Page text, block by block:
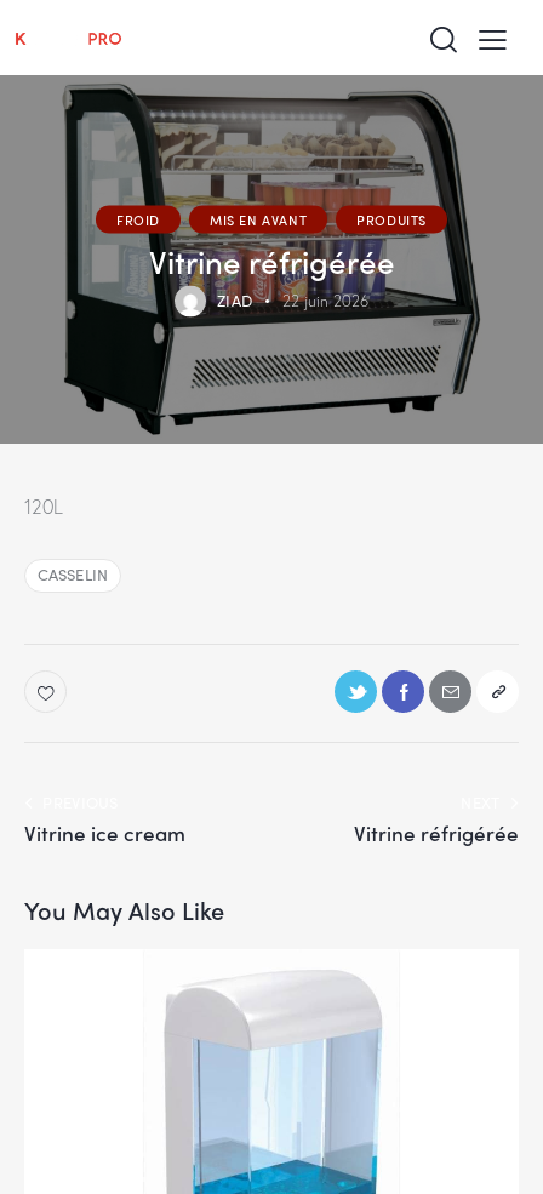
FROID MIS EN AVANT PRODUITS
Vitrine réfrigérée
ZIAD 22 juin 2026
120L
CASSELIN
Vitrine ice cream Vitrine réfrigérée
You May Also Like